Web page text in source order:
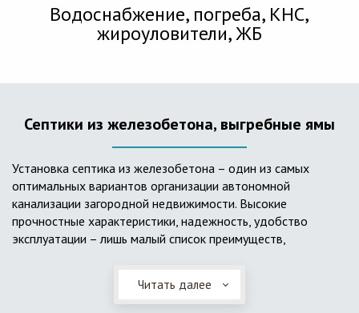
Водоснабжение, погреба, КНС,
жироуловители, ЖБ
Септики из железобетона, выгребные ямы
Установка септика из железобетона – один из самых
оптимальных вариантов организации автономной
канализации загородной недвижимости. Высокие
прочностные характеристики, надежность, удобство
эксплуатации – лишь малый список преимуществ,
Он независим от источников электроэнергии, прост в
применении, и стоек к внешним механическим
Читать далее